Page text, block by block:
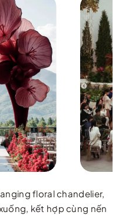
floral chandelier,
kết hợp cùng nến